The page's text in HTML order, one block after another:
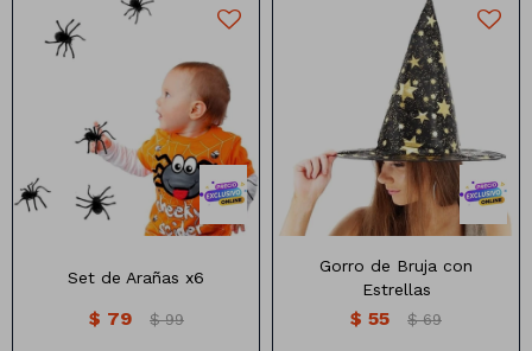
Set de arañas x6
Set de Arañas x6
$ 79 $ 99
Gorro de bruja con estrellas
Gorro de Bruja con
Estrellas
$ 55 $ 69